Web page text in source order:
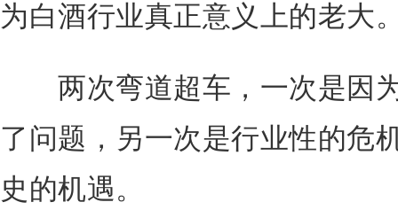
为白酒行业真正意义上的老大
两次弯道超车，一次是因
了问题，另一次是行业性的危
史的机遇。